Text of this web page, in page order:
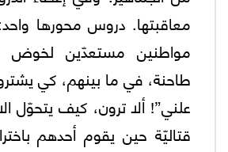
معاقبتها. دروس محورها
مواطنين مستعدّين لخوض
طاحنة، في ما بينهم، كي
علني”! ألا ترون، كيف يتحوّل
قتاليّة حين يقوم أحدهم